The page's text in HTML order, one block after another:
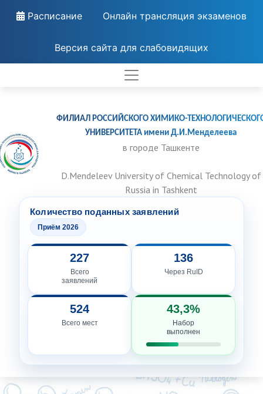
Расписание Онлайн трансляция экзаменов
Версия сайта для слабовидящих
ФИЛИАЛ РОССИЙСКОГО ХИМИКО-
УНИВЕРСИТЕТА имени Д.И.Менделеева
в городе Ташкенте
D.Mendeleev University of Chemical Technology of
Russia in Tashkent
Количество поданных заявлений
Приём 2026
227
Всего
заявлений
136
Через RuID
524
Всего мест
43,3%
Набор
выполнен